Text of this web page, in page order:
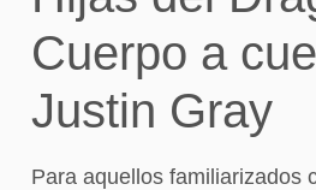
Cuerpo a
Justin Gray
Para aquellos familiarizados